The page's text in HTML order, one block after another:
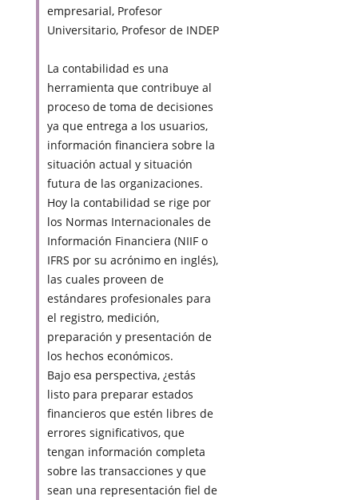
empresarial, Profesor
Universitario, Profesor de INDEP
La contabilidad es una
herramienta que contribuye al
proceso de toma de decisiones
ya que entrega a los usuarios,
información financiera sobre la
situación actual y situación
futura de las organizaciones.
Hoy la contabilidad se rige por
los Normas Internacionales de
Información Financiera (NIIF o
IFRS por su acrónimo en inglés),
las cuales proveen de
estándares profesionales para
el registro, medición,
preparación y presentación de
los hechos económicos.
Bajo esa perspectiva, ¿estás
listo para preparar estados
financieros que estén libres de
errores significativos, que
tengan información completa
sobre las transacciones y que
sean una representación fiel de